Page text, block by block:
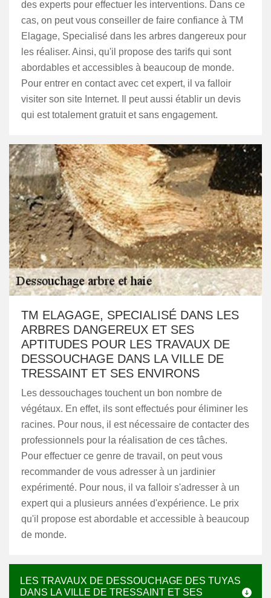
des experts pour effectuer les interventions. Dans ce
cas, on peut vous conseiller de faire confiance à TM
Elagage, Specialisé dans les arbres dangereux pour
les réaliser. Ainsi, qu'il propose des tarifs qui sont
abordables et accessibles à beaucoup de monde.
Pour entrer en contact avec cet expert, il va falloir
visiter son site Internet. Il peut aussi établir un devis
qui est totalement gratuit et sans engagement.
TM ELAGAGE, SPECIALISÉ DANS LES
ARBRES DANGEREUX ET SES
APTITUDES POUR LES TRAVAUX DE
DESSOUCHAGE DANS LA VILLE DE
TRESSAINT ET SES ENVIRONS
Les dessouchages touchent un bon nombre de
végétaux. En effet, ils sont effectués pour éliminer les
racines. Pour nous, il est nécessaire de contacter des
professionnels pour la réalisation de ces tâches.
Pour effectuer ce genre de travail, on peut vous
recommander de vous adresser à un jardinier
expérimenté. Pour nous, il va falloir s'adresser à un
expert qui a plusieurs années d'expérience. Le prix
qu'il propose est abordable et accessible à beaucoup
de monde.
LES TRAVAUX DE DESSOUCHAGE DES TUYAS
DANS LA VILLE DE TRESSAINT ET SES